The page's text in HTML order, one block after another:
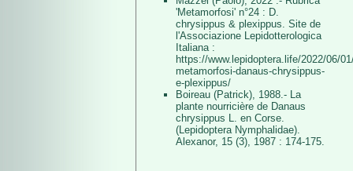
'Metamorfosi' n°24 : D.
chrysippus & plexippus. Site de
l'Associazione Lepidotterologica
Italiana :
https://www.lepidoptera.life/2022/06/
metamorfosi-danaus-chrysippus-
e-plexippus/
Boireau (Patrick), 1988.- La
plante nourricière de Danaus
chrysippus L. en Corse.
(Lepidoptera Nymphalidae).
Alexanor, 15 (3), 1987 : 174-175.